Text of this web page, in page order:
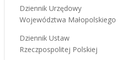
Dziennik Urzędowy
Województwa Małopolskiego
Dziennik Ustaw
Rzeczpospolitej Polskiej